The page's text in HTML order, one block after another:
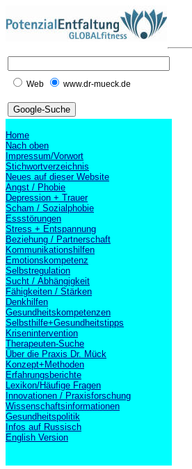
Web www.dr-mueck.de
Home
Nach oben
Impressum/Vorwort
Stichwortverzeichnis
Neues auf dieser Website
Angst / Phobie
Depression + Trauer
Scham / Sozialphobie
Essstörungen
Stress + Entspannung
Beziehung / Partnerschaft
Kommunikationshilfen
Emotionskompetenz
Selbstregulation
Sucht / Abhängigkeit
Fähigkeiten / Stärken
Denkhilfen
Gesundheitskompetenzen
Selbsthilfe+Gesundheitstipps
Krisenintervention
Therapeuten-Suche
Über die Praxis Dr. Mück
Konzept+Methoden
Erfahrungsberichte
Lexikon/Häufige Fragen
Innovationen / Praxisforschung
Wissenschaftsinformationen
Gesundheitspolitik
Infos auf Russisch
English Version